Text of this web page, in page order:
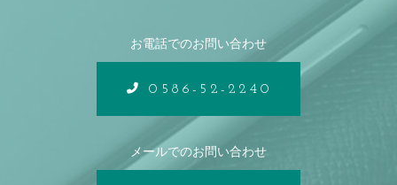
お電話でのお問い合わせ
0586-52-2240
メールでのお問い合わせ